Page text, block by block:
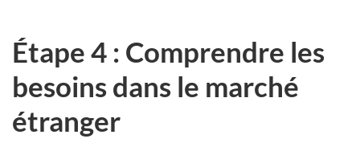
Étape 4 : Comprendre les
besoins dans le marché
étranger